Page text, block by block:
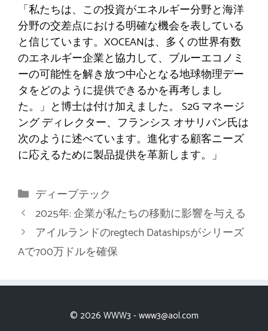
「私たちは、この投資がエネルギー分野と海洋
分野の交差点における明確な機会を表している
と信じています。XOCEANは、多くの世界有数
のエネルギー企業と協力して、ブルーエコノミ
ーの可能性を解き放つ中心となる地球物理デー
タをどのように提供できるかを再考しまし
た。」と博士は付け加えました。 S2G マネージ
ング ディレクター、フランシス オサリバン氏は
次のように述べています。進化する顧客ニーズ
に応えるために製品提供を革新します。」
カ
テ
ゴ
リ
ー
ディープテック
2025年: 企業が私たちの移動に影響を与える
アイルランドのregtech Datashipsがシリーズ
Aで700万ドルを確保
© 2026 WWW3 -www3@aol.com